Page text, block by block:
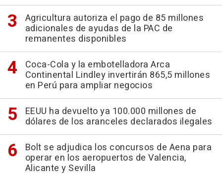
Agricultura autoriza el pago de 85 millones
adicionales de ayudas de la PAC de
remanentes disponibles
Coca-Cola y la embotelladora Arca
Continental Lindley invertirán 865,5 millones
en Perú para ampliar negocios
EEUU ha devuelto ya 100.000 millones de
dólares de los aranceles declarados ilegales
Bolt se adjudica los concursos de Aena para
operar en los aeropuertos de Valencia,
Alicante y Sevilla